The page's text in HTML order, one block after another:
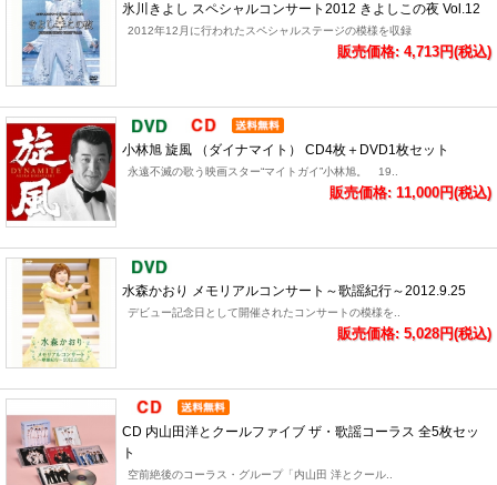
氷川きよし スペシャルコンサート2012 きよしこの夜 Vol.12
2012年12月に行われたスペシャルステージの模様を収録
販売価格: 4,713円(税込)
小林旭 旋風 （ダイナマイト） CD4枚＋DVD1枚セット
永遠不滅の歌う映画スター“マイトガイ”小林旭。 19..
販売価格: 11,000円(税込)
水森かおり メモリアルコンサート～歌謡紀行～2012.9.25
デビュー記念日として開催されたコンサートの模様を..
販売価格: 5,028円(税込)
CD 内山田洋とクールファイブ ザ・歌謡コーラス 全5枚セッ
ト
空前絶後のコーラス・グループ「内山田 洋とクール..